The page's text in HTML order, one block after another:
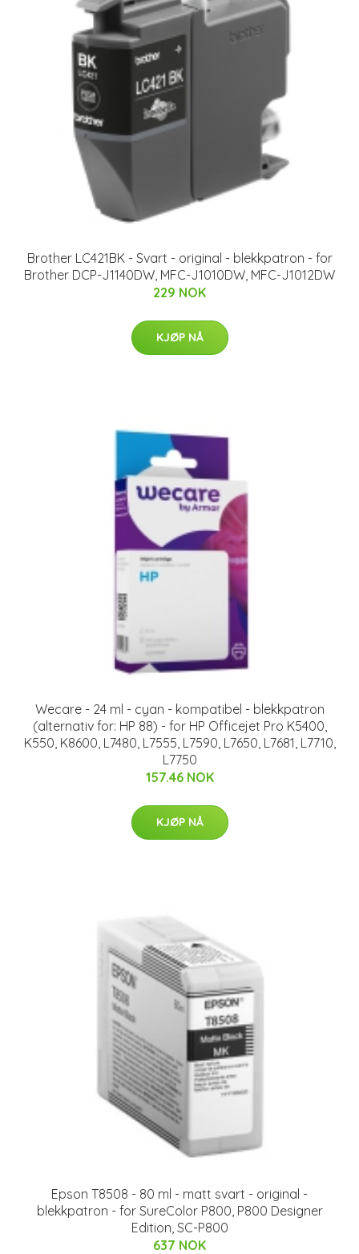
Brother LC421BK - Svart - original - blekkpatron - for
Brother DCP-J1140DW, MFC-J1010DW, MFC-J1012DW
229 NOK
KJØP NÅ
Wecare - 24 ml - cyan - kompatibel - blekkpatron
(alternativ for: HP 88) - for HP Officejet Pro K5400,
K550, K8600, L7480, L7555, L7590, L7650, L7681, L7710,
L7750
157.46 NOK
KJØP NÅ
Epson T8508 - 80 ml - matt svart - original -
blekkpatron - for SureColor P800, P800 Designer
Edition, SC-P800
637 NOK